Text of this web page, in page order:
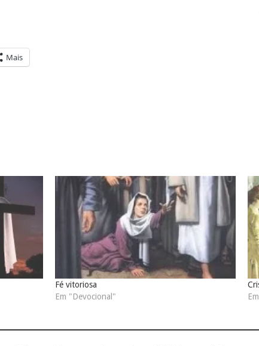
Mais
Fé vitoriosa
Em "Devocional"